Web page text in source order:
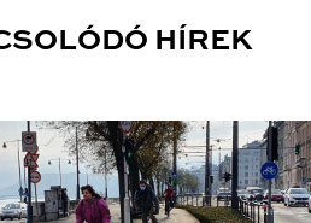
HÍREK